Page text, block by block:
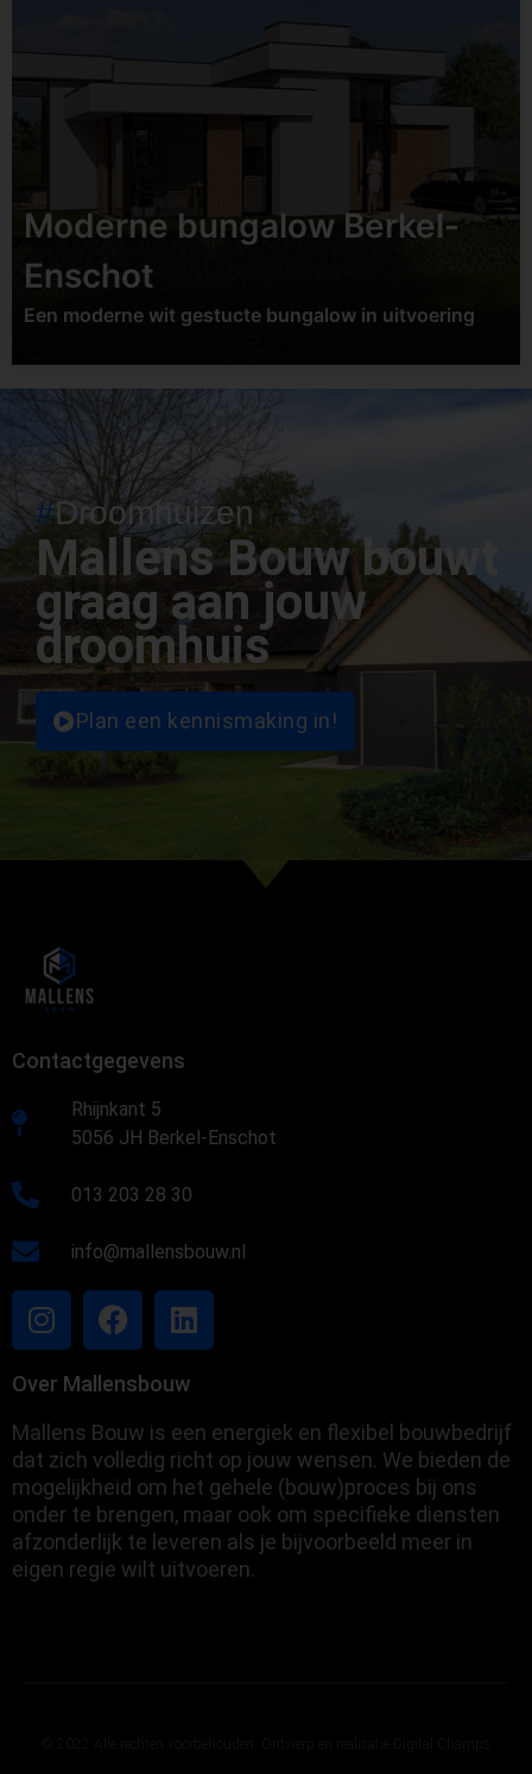
Transformatie /
renovatie
Bekijk project
Moderne bungalow Berkel-
Enschot
Een moderne wit gestucte bungalow in uitvoering
#Droomhuizen
Mallens Bouw bouwt
graag aan jouw
droomhuis
Plan een kennismaking in!
Contactgegevens
Rhijnkant 5
5056 JH Berkel-Enschot
013 203 28 30
info@mallensbouw.nl
Over Mallensbouw
Mallens Bouw is een energiek en flexibel bouwbedrijf
dat zich volledig richt op jouw wensen. We bieden de
mogelijkheid om het gehele (bouw)proces bij ons
onder te brengen, maar ook om specifieke diensten
afzonderlijk te leveren als je bijvoorbeeld meer in
eigen regie wilt uitvoeren.